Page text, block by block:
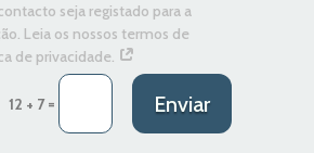
seja registado para a
Leia os nossos termos de
de privacidade.
12 + 7= Enviar